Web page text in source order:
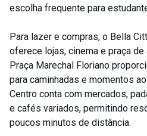
escolha frequente para
Para lazer e compras, o Bella
oferece lojas, cinema e praça de
Praça Marechal Floriano
para caminhadas e momentos
Centro conta com mercados,
e cafés variados, permitindo
poucos minutos de distância.